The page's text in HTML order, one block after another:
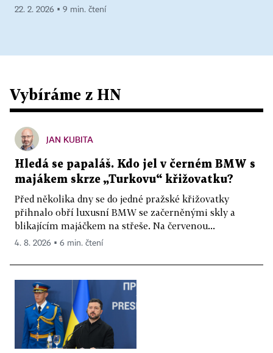
22. 2. 2026 ▪ 9 min. čtení
Vybíráme z HN
JAN KUBITA
Hledá se papaláš. Kdo jel v černém BMW s
majákem skrze „Turkovu“ křižovatku?
Před několika dny se do jedné pražské křižovatky
přihnalo obří luxusní BMW se začerněnými skly a
blikajícím majáčkem na střeše. Na červenou...
4. 8. 2026 ▪ 6 min. čtení